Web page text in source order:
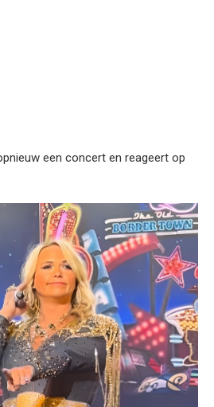
een concert en reageert op